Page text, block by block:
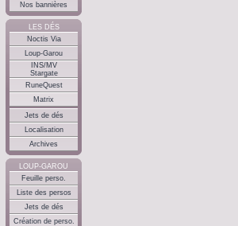
Nos bannières
LES DÉS
Noctis Via
Loup-Garou
INS/MV
Stargate
RuneQuest
Matrix
Jets de dés
Localisation
Archives
LOUP-GAROU
Feuille perso.
Liste des persos
Jets de dés
Création de perso.